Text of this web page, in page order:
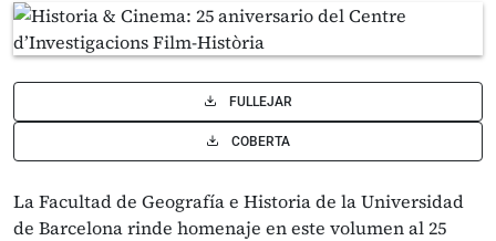
FULLEJAR
COBERTA
La Facultad de Geografía e Historia de la Universidad
de Barcelona rinde homenaje en este volumen al 25